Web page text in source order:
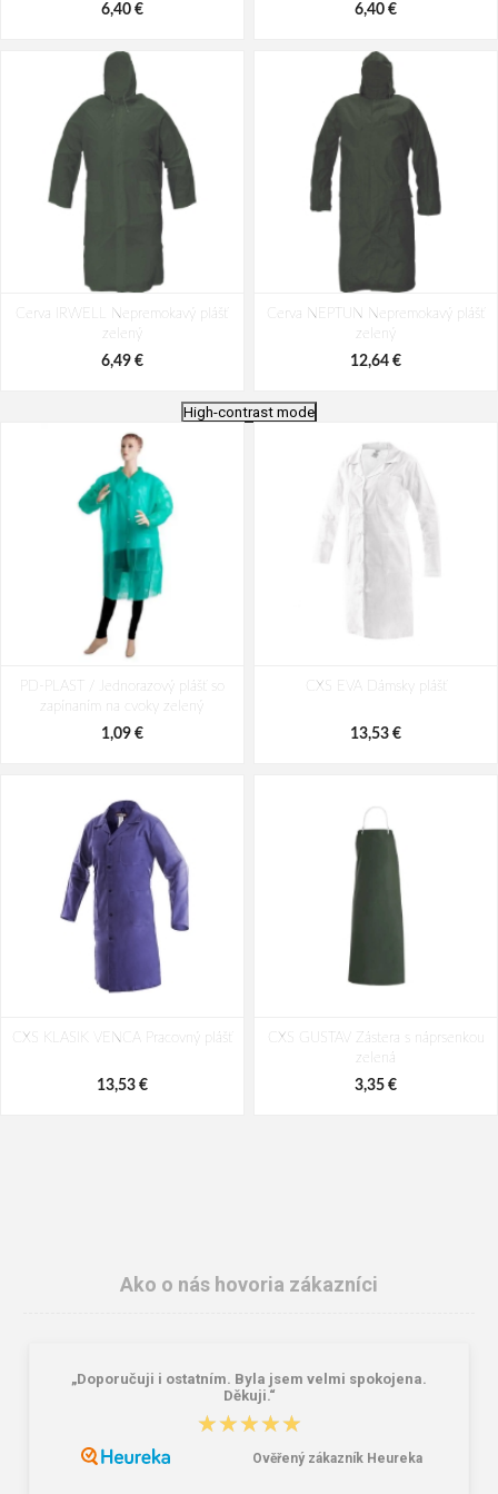
6,40 € 6,40 €
Cerva IRWELL Nepremokavý plášť
zelený
6,49 €
Cerva NEPTUN Nepremokavý plášť
zelený
12,64 €
PVC zelený
8,90 €
zelený
High-contrast mode
PD-PLAST / Jednorazový plášť so
zapínaním na cvoky zelený
1,09 €
CXS EVA Dámsky plášť
13,53 €
CXS KLASIK VENCA Pracovný plášť
13,53 €
CXS GUSTAV Zástera s náprsenkou
zelená
3,35 €
CXS LUXY TOMÁŠ Pracovné kraťasy
CXS SIRIUS ELIAS Pracovné kraťasy
Ako o nás hovoria zákazníci
„Doporučuji i ostatním. Byla jsem velmi spokojena.
Děkuji.“
★★★★★
★★★★★
Ověřený zákazník Heureka